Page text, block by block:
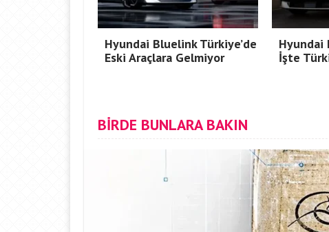
Hyundai Bluelink Türkiye’de
Eski Araçlara Gelmiyor
Hyundai
İşte
BİRDE BUNLARA BAKIN